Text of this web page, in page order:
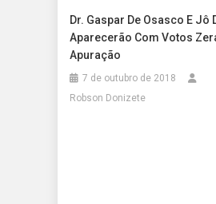
Dr. Gaspar De Osasco E Jô
Aparecerão Com Votos
Apuração
7 de outubro de 2018
Robson Donizete